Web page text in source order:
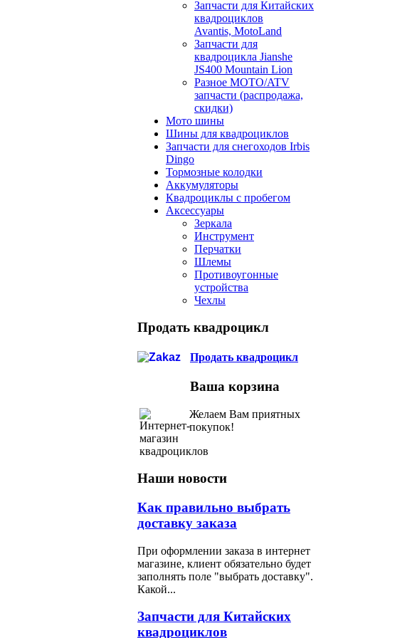
Запчасти для Китайских
квадроциклов
Avantis, MotoLand
Запчасти для
квадроцикла Jianshe
JS400 Mountain Lion
Разное МОТО/ATV
запчасти (распродажа,
скидки)
Мото шины
Шины для квадроциклов
Запчасти для снегоходов Irbis
Dingo
Тормозные колодки
Аккумуляторы
Квадроциклы с пробегом
Аксессуары
Зеркала
Инструмент
Перчатки
Шлемы
Противоугонные
устройства
Чехлы
Продать квадроцикл
Продать квадроцикл
Ваша корзина
Желаем Вам приятных
покупок!
Наши новости
Как правильно выбрать
доставку заказа
При оформлении заказа в интернет
магазине, клиент обязательно будет
заполнять поле "выбрать доставку".
Какой...
Запчасти для Китайских
квадроциклов